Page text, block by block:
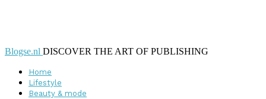
Blogse.nl DISCOVER THE ART OF PUBLISHING
Home
Lifestyle
Beauty & mode